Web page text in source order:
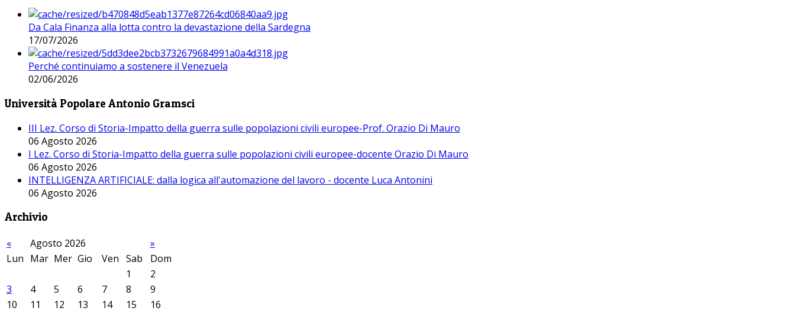
Da Cala Finanza alla lotta contro la devastazione della Sardegna
17/07/2026
Perché continuiamo a sostenere il Venezuela
02/06/2026
Università Popolare Antonio Gramsci
III Lez. Corso di Storia-Impatto della guerra sulle popolazioni civili europee-Prof. Orazio Di Mauro
06 Agosto 2026
I Lez. Corso di Storia-Impatto della guerra sulle popolazioni civili europee-docente Orazio Di Mauro
06 Agosto 2026
INTELLIGENZA ARTIFICIALE: dalla logica all'automazione del lavoro - docente Luca Antonini
06 Agosto 2026
Archivio
« Agosto 2026
»
Lun Mar Mer Gio Ven Sab
Dom
1
2
3
4 5 6 7 8
9
10
11 12 13 14 15 16